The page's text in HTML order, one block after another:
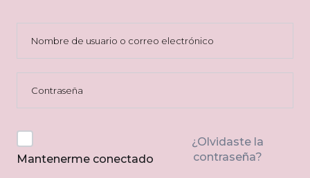
Mantenerme conectado
¿Olvidaste la
contraseña?